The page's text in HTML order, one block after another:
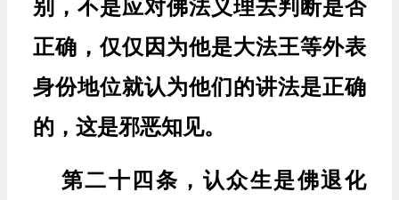
别，不是应对佛法义理去判断是否
正确，仅仅因为他是大法王等外表
身份地位就认为他们的讲法是正确
的，这是邪恶知见。
第二十四条，认众生是佛退化